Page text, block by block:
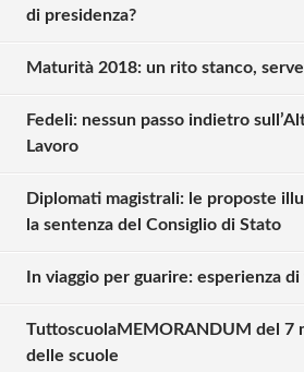
di presidenza?
Maturità 2018: un rito stanco,
Fedeli: nessun passo indietro
Lavoro
Diplomati magistrali: le proposte
la sentenza del Consiglio di Stato
In viaggio per guarire: esperienza di
TuttoscuolaMEMORANDUM del 7
delle scuole
Solo gli utenti registrati